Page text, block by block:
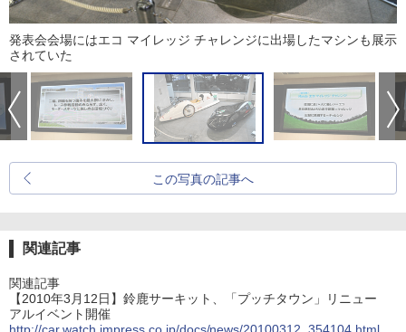
発表会会場にはエコ マイレッジ チャレンジに出場したマシンも展示
されていた
この写真の記事へ
関連記事
関連記事
【2010年3月12日】鈴鹿サーキット、「プッチタウン」リニュー
アルイベント開催